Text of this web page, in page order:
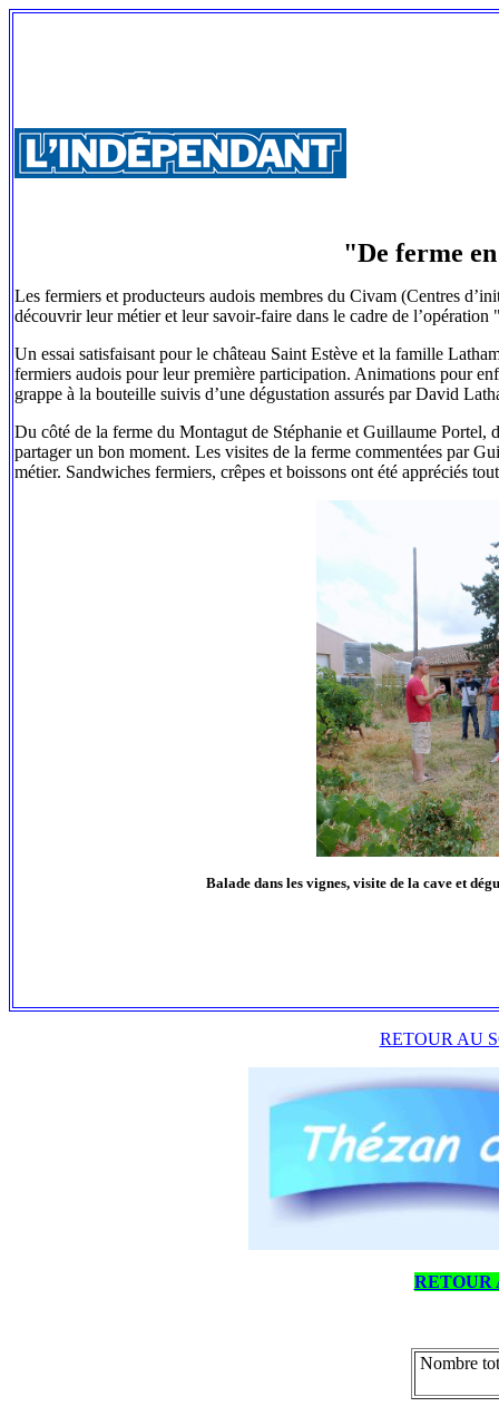
"De ferme
Les fermiers et producteurs audois membres du Civam (Centres
découvrir leur métier et leur savoir-faire dans le cadre de
Un essai satisfaisant pour le château Saint Estève et la famille
fermiers audois pour leur première participation. Animations pour
grappe à la bouteille suivis d’une dégustation assurés par David
Du côté de la ferme du Montagut de Stéphanie et Guillaume Portel,
partager un bon moment. Les visites de la ferme commentées par
métier. Sandwiches fermiers, crêpes et boissons ont été appréciés
Balade dans les vignes, visite de la cave et
RETOUR AU
RETOUR
Nombre